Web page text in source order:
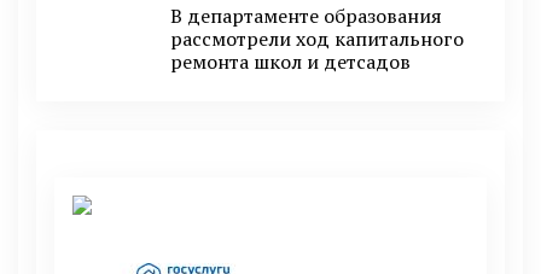
В департаменте образования
рассмотрели ход капитального
ремонта школ и детсадов